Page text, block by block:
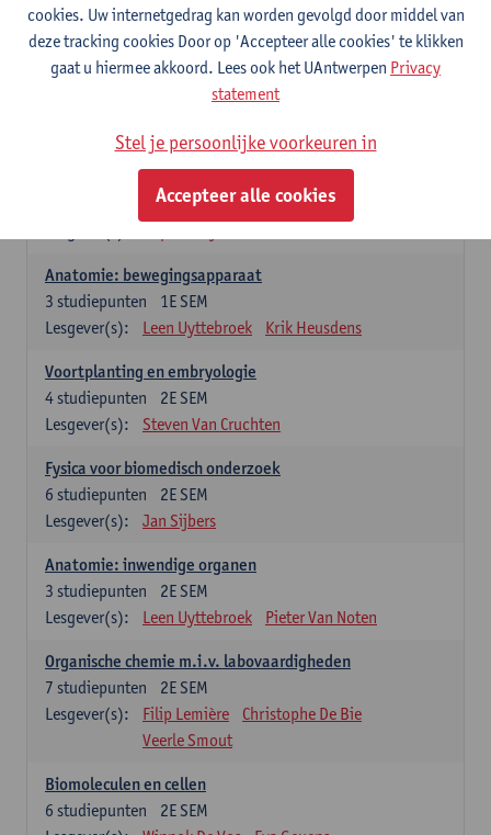
Lesgever(s):
Frank Blockhuys Christophe De Bie
Studium generale in de biomedische wetenschappen deel
1: onderzoek in de levenswetenschappen
Lesgever(s):
Anja Verhulst Sebastiaan De Schepper
1E SEM
Anatomie: bewegingsapparaat
1E SEM
3 studiepunten
Lesgever(s):
Leen Uyttebroek Krik Heusdens
Voortplanting en embryologie
2E SEM
4studiepunten
Lesgever(s):
Steven Van Cruchten
Fysica voor biomedisch onderzoek
2E SEM
6 studiepunten
Lesgever(s):
Jan Sijbers
Anatomie: inwendige organen
2E SEM
3 studiepunten
Lesgever(s):
Leen Uyttebroek Pieter Van Noten
Organische chemie m.i.v. labovaardigheden
2E SEM
7 studiepunten
Lesgever(s):
Filip Lemière
Christophe De Bie
Veerle Smout
Biomoleculen en cellen
2E SEM
6 studiepunten
cookies. Uw internetgedrag kan worden gevolgd door middel van
deze tracking cookies Door op 'Accepteer alle cookies' te klikken
gaat u hiermee akkoord. Lees ook het UAntwerpen Privacy
statement
Stel je persoonlijke voorkeuren in
Accepteer alle cookies